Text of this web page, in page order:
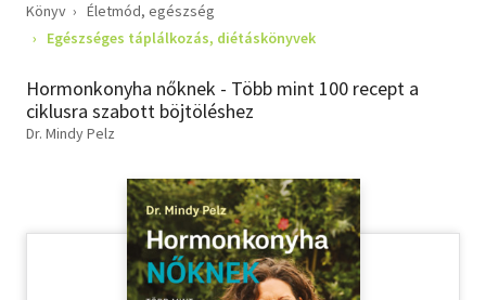
Életmód, egészség
Gyermek- és ifjúsági
Könyv
Életmód, egészség
Egészséges táplálkozás, diétáskönyvek
Hormonkonyha nőknek - Több mint 100 recept a
ciklusra szabott böjtöléshez
Dr. Mindy Pelz